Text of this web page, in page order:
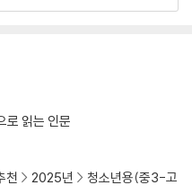
천 2025년
청소년용(중3-고
로 읽는 인문